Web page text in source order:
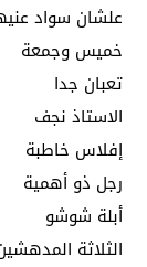
علشان سواد
خميس وجمعة
تعبان جدا
الاستاذ نجف
إفلاس خاطبة
رجل ذو أهمية
أبلة شوشو
الثلاثة